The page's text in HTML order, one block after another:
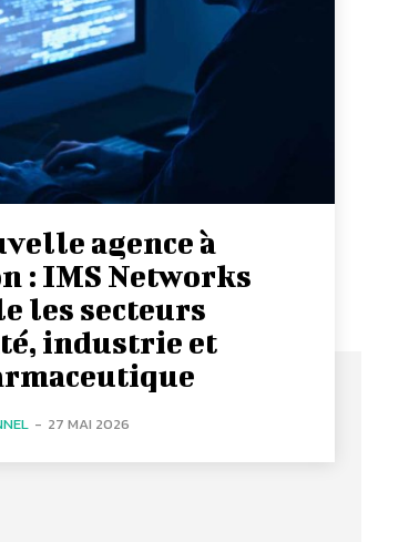
agence à
: IMS Networks
les secteurs
industrie et
- 27 MAI 2026